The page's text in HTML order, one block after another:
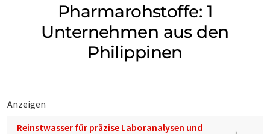
Pharmarohstoffe: 1
Unternehmen aus den
Philippinen
Anzeigen
Reinstwasser für präzise Laboranalysen und